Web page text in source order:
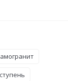
ступень